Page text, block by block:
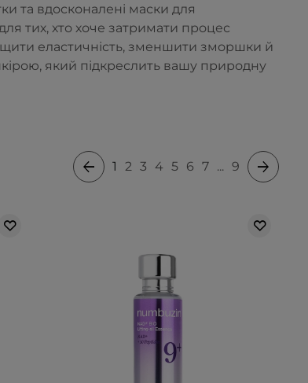
та вдосконалені маски для
тих, хто хоче затримати процес
еластичність, зменшити зморшки й
який підкреслить вашу природну
1 2 3 4 5 6 7 ... 9